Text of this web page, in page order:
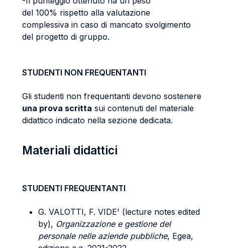
del 100% rispetto alla valutazione
complessiva in caso di mancato svolgimento
del progetto di gruppo.
STUDENTI NON FREQUENTANTI
Gli studenti non frequentanti devono sostenere
una prova scritta sui contenuti del materiale
didattico indicato nella sezione dedicata.
Materiali didattici
STUDENTI FREQUENTANTI
G. VALOTTI, F. VIDE' (lecture notes edited
by), Organizzazione e gestione del
personale nelle aziende pubbliche, Egea,